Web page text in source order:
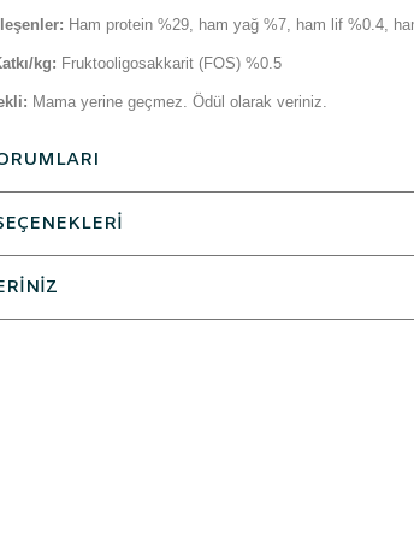
Ham protein %29, ham yağ %7, ham lif %0.4,
kg: Fruktooligosakkarit (FOS) %0.5
Mama yerine geçmez. Ödül olarak veriniz.